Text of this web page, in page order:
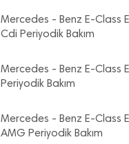
Mercedes - Benz E-Class
Cdi Periyodik Bakım
Mercedes - Benz E-Class
Periyodik Bakım
Mercedes - Benz E-Class
AMG Periyodik Bakım